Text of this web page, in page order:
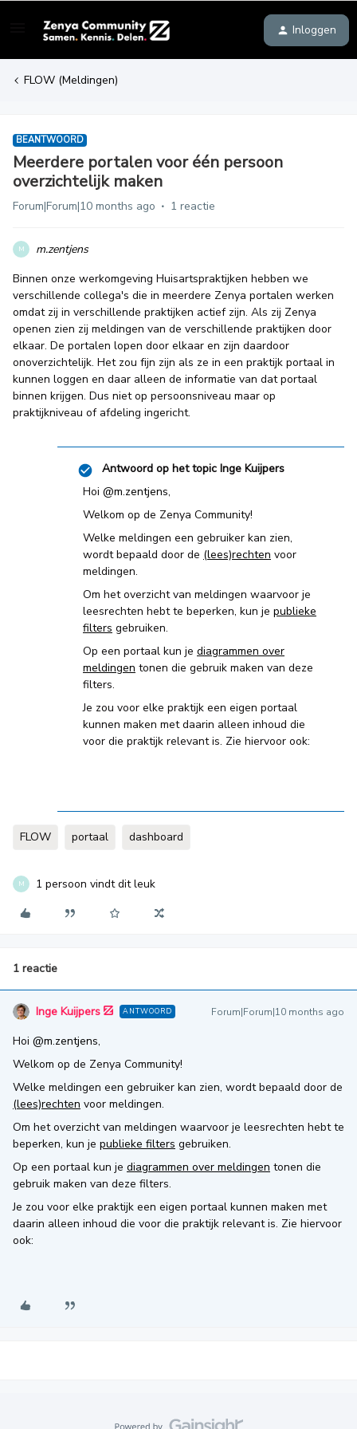
Inloggen
FLOW (Meldingen)
BEANTWOORD
Meerdere portalen voor één persoon
overzichtelijk maken
Forum|Forum|10 months ago 1 reactie
M
m.zentjens
Binnen onze werkomgeving Huisartspraktijken hebben we
verschillende collega's die in meerdere Zenya portalen werken
omdat zij in verschillende praktijken actief zijn. Als zij Zenya
openen zien zij meldingen van de verschillende praktijken door
elkaar. De portalen lopen door elkaar en zijn daardoor
onoverzichtelijk. Het zou fijn zijn als ze in een praktijk portaal in
kunnen loggen en daar alleen de informatie van dat portaal
binnen krijgen. Dus niet op persoonsniveau maar op
praktijkniveau of afdeling ingericht.
Antwoord op het topic Inge Kuijpers
Hoi ​ @m.zentjens,
Welkom op de Zenya Community!
Welke meldingen een gebruiker kan zien,
wordt bepaald door de (lees)rechten voor
meldingen.
Om het overzicht van meldingen waarvoor je
leesrechten hebt te beperken, kun je publieke
filters gebruiken.
Op een portaal kun je diagrammen over
meldingen tonen die gebruik maken van deze
filters.
Je zou voor elke praktijk een eigen portaal
kunnen maken met daarin alleen inhoud die
voor die praktijk relevant is. Zie hiervoor ook:
FLOW portaal dashboard
M 1 persoon vindt dit leuk
1 reactie
Inge Kuijpers ANTWOORD Forum|Forum|10 months ago
Hoi ​ @m.zentjens,
Welkom op de Zenya Community!
Welke meldingen een gebruiker kan zien, wordt bepaald door de
(lees)rechten voor meldingen.
Om het overzicht van meldingen waarvoor je leesrechten hebt te
beperken, kun je publieke filters gebruiken.
Op een portaal kun je diagrammen over meldingen tonen die
gebruik maken van deze filters.
Je zou voor elke praktijk een eigen portaal kunnen maken met
daarin alleen inhoud die voor die praktijk relevant is. Zie hiervoor
ook: